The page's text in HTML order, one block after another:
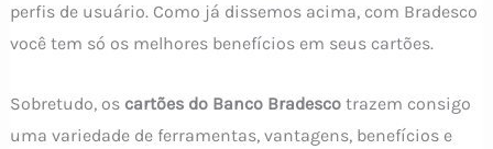
perfis de usuário. Como já dissemos acima, com Bradesco
você tem só os melhores benefícios em seus cartões.
Sobretudo, os cartões do Banco Bradescotrazem consigo
uma variedade de ferramentas, vantagens, benefícios e